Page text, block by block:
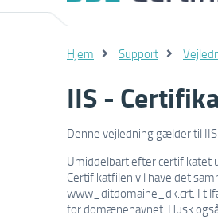
Hjem Support
IIS -
Denne vejledning gælder til
Umiddelbart efter certifikatet
Certifikatfilen vil have det
www_ditdomaine_dk.crt. I
for domænenavnet. Husk